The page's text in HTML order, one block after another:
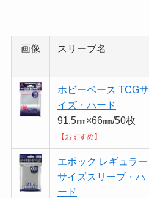
画像 スリーブ名
ホビーベース TCGサ
イズ・ハード
91.5㎜×66㎜/50枚
【おすすめ】
エポック レギュラー
サイズスリーブ・ハ
ード